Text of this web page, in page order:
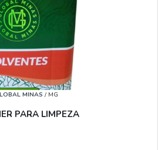
MINAS / MG
PARA LIMPEZA